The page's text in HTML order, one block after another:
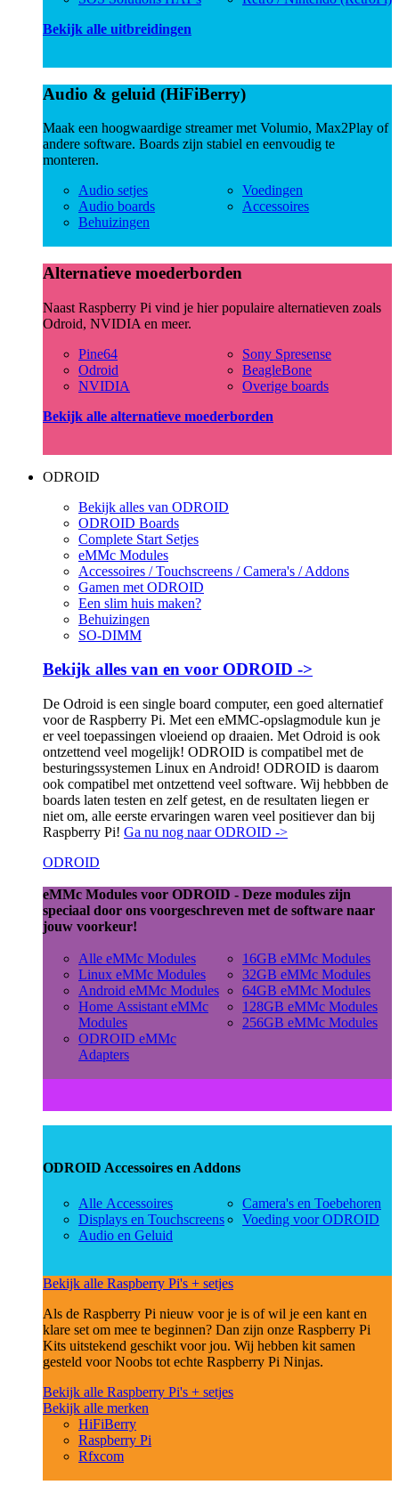
Bekijk alle uitbreidingen
Audio & geluid (HiFiBerry)
Maak een hoogwaardige streamer met Volumio, Max2Play of
andere software. Boards zijn stabiel en eenvoudig te
monteren.
Audio setjes
Audio boards
Behuizingen
Voedingen
Accessoires
Alternatieve moederborden
Naast Raspberry Pi vind je hier populaire alternatieven zoals
Odroid, NVIDIA en meer.
Pine64
Odroid
NVIDIA
Sony Spresense
BeagleBone
Overige boards
Bekijk alle alternatieve moederborden
ODROID
Bekijk alles van ODROID
ODROID Boards
Complete Start Setjes
eMMc Modules
Accessoires / Touchscreens / Camera's / Addons
Gamen met ODROID
Een slim huis maken?
Behuizingen
SO-DIMM
Bekijk alles van en voor ODROID ->
De Odroid is een single board computer, een goed alternatief
voor de Raspberry Pi. Met een eMMC-opslagmodule kun je
er veel toepassingen vloeiend op draaien. Met Odroid is ook
ontzettend veel mogelijk! ODROID is compatibel met de
besturingssystemen Linux en Android! ODROID is daarom
ook compatibel met ontzettend veel software. Wij hebbben de
boards laten testen en zelf getest, en de resultaten liegen er
niet om, alle eerste ervaringen waren veel positiever dan bij
Raspberry Pi! Ga nu nog naar ODROID ->
ODROID
eMMc Modules voor ODROID - Deze modules zijn
speciaal door ons voorgeschreven met de software naar
jouw voorkeur!
Alle eMMc Modules
Linux eMMc Modules
Android eMMc Modules
Home Assistant eMMc
Modules
ODROID eMMc
Adapters
16GB eMMc Modules
32GB eMMc Modules
64GB eMMc Modules
128GB eMMc Modules
256GB eMMc Modules
ODROID Accessoires en Addons
Alle Accessoires
Displays en Touchscreens
Audio en Geluid
Camera's en Toebehoren
Voeding voor ODROID
Bekijk alle Raspberry Pi's + setjes
Als de Raspberry Pi nieuw voor je is of wil je een kant en
klare set om mee te beginnen? Dan zijn onze Raspberry Pi
Kits uitstekend geschikt voor jou. Wij hebben kit samen
gesteld voor Noobs tot echte Raspberry Pi Ninjas.
Bekijk alle Raspberry Pi's + setjes
Bekijk alle merken
HiFiBerry
Raspberry Pi
Rfxcom